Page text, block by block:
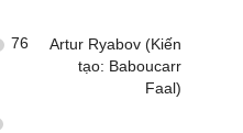
Artur Ryabov (Kiến
tạo: Baboucarr
Faal)
76